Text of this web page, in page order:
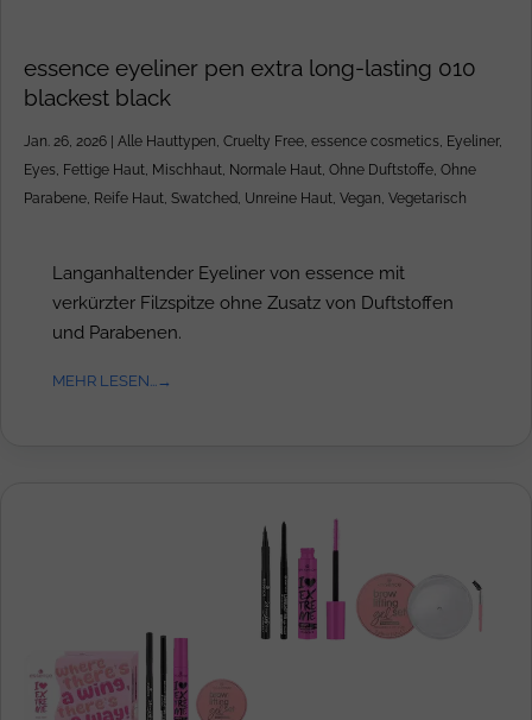
essence eyeliner pen extra long-lasting 010
blackest black
Jan. 26, 2026 Alle Hauttypen, Cruelty Free, essence cosmetics, Eyeliner,
Eyes, Fettige Haut, Mischhaut, Normale Haut, Ohne Duftstoffe, Ohne
Parabene, Reife Haut, Swatched, Unreine Haut, Vegan, Vegetarisch
Langanhaltender Eyeliner von essence mit
verkürzter Filzspitze ohne Zusatz von Duftstoffen
und Parabenen.
MEHR LESEN...